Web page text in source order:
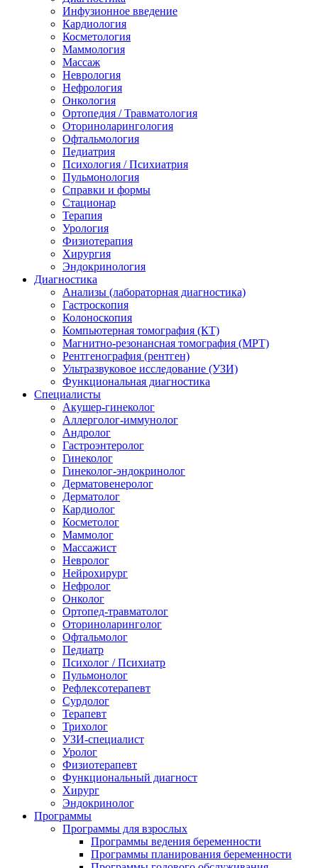
Инфузионное введение
Кардиология
Косметология
Маммология
Массаж
Неврология
Нефрология
Онкология
Ортопедия / Травматология
Оториноларингология
Офтальмология
Педиатрия
Психология / Психиатрия
Пульмонология
Справки и формы
Стационар
Терапия
Урология
Физиотерапия
Хирургия
Эндокринология
Диагностика
Анализы (лабораторная диагностика)
Гастроскопия
Колоноскопия
Компьютерная томография (КТ)
Магнитно-резонансная томография (МРТ)
Рентгенография (рентген)
Ультразвуковое исследование (УЗИ)
Функциональная диагностика
Специалисты
Акушер-гинеколог
Аллерголог-иммунолог
Андролог
Гастроэнтеролог
Гинеколог
Гинеколог-эндокринолог
Дерматовенеролог
Дерматолог
Кардиолог
Косметолог
Маммолог
Массажист
Невролог
Нейрохирург
Нефролог
Онколог
Ортопед-травматолог
Оториноларинголог
Офтальмолог
Педиатр
Психолог / Психиатр
Пульмонолог
Рефлексотерапевт
Сурдолог
Терапевт
Трихолог
УЗИ-специалист
Уролог
Физиотерапевт
Функциональный диагност
Хирург
Эндокринолог
Программы
Программы для взрослых
Программы ведения беременности
Программы планирования беременности